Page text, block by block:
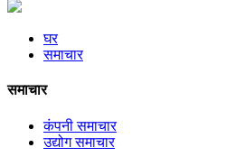
घर
समाचार
समाचार
कंपनी समाचार
उद्योग समाचार